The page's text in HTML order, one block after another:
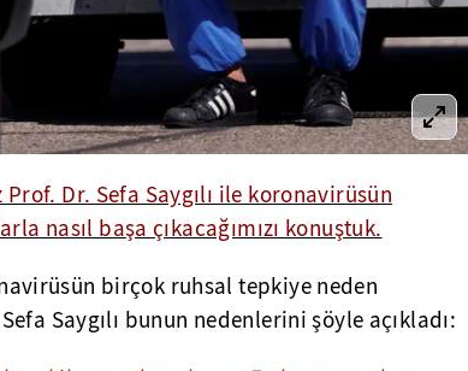
Prof. Dr. Sefa Saygılı ile koronavirüsün
nasıl başa çıkacağımızı konuştuk.
birçok ruhsal tepkiye neden
Saygılı bunun nedenlerini şöyle açıkladı: